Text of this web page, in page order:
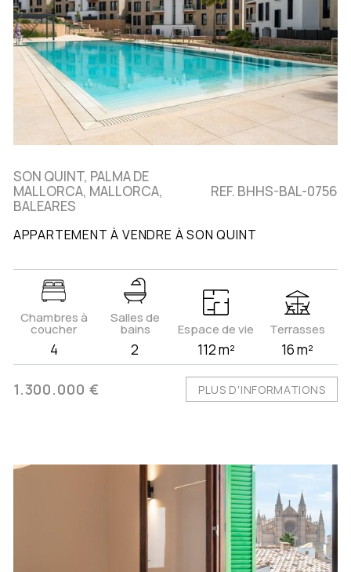
SON QUINT, PALMA DE
MALLORCA, MALLORCA,
BALEARES
REF. BHHS-BAL-0756
APPARTEMENT À VENDRE À SON QUINT
Chambres à
coucher
4
Salles de
bains
2
Espace de vie
112 m²
Terrasses
16 m²
1.300.000 € PLUS D'INFORMATIONS